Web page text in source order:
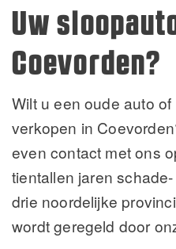
Uw
Coevorden?
Wilt u een oude auto
verkopen in
even contact met ons
tientallen jaren
drie noordelijke
wordt geregeld door